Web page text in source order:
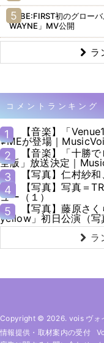
BE:FIRST初のグローバ
WAYNE」MV公開
ラ
コメントランキング
1
【音楽】「
≠MEが登場｜
2
【音楽】「十勝
全版」放送決定｜
3
【写真】仁村紗
4
【写真】写真＝
ュー（１）
5
【写真】藤原さ
yellow」初日公演（写
ラ
Copyright © 2026. vois ヴォ
情報提供・取材案内の受付